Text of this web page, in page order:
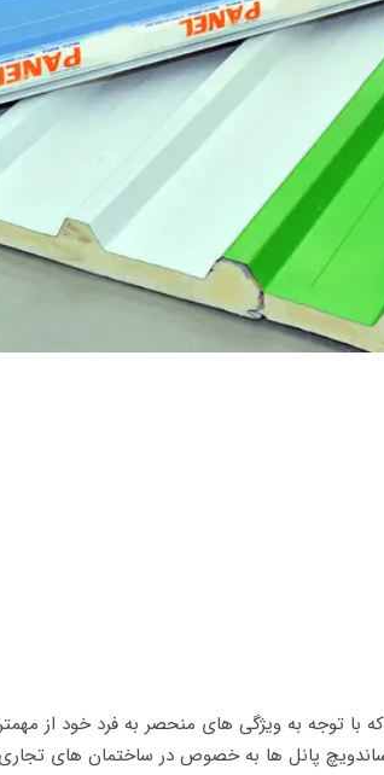
توجه به ویژگی های منحصر به فرد خود از
پانل ها به خصوص در ساختمان های